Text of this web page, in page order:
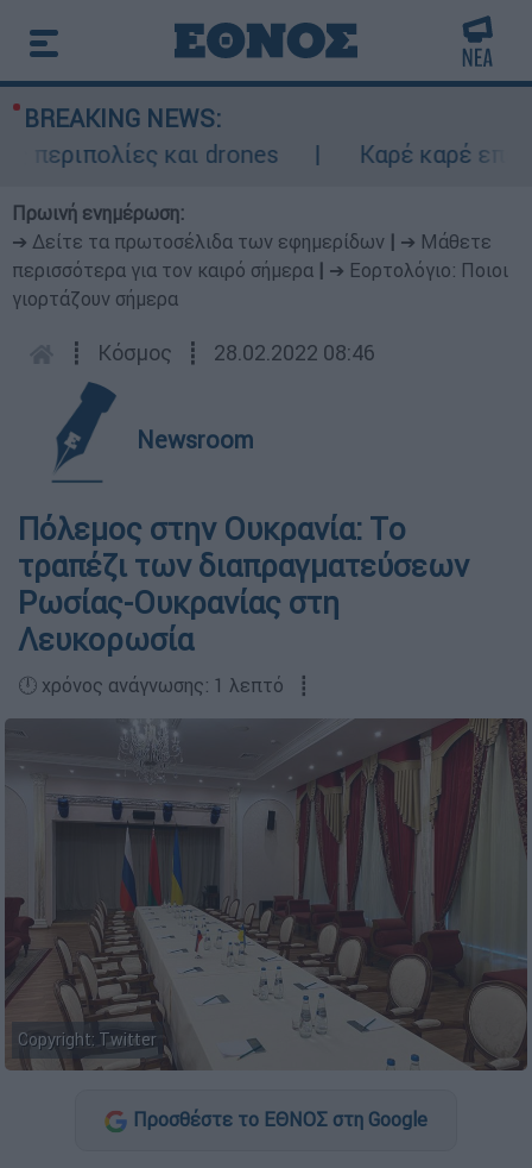
BREAKING NEWS:
και drones
Καρέ καρέ
Πρωινή ενημέρωση:
➔ Δείτε τα πρωτοσέλιδα των εφημερίδων
➔ Μάθετε
περισσότερα για τον καιρό σήμερα
➔ Εορτολόγιο: Ποιοι
γιορτάζουν σήμερα
┋ Κόσμος ┋ 28.02.2022 08:46
Newsroom
Πόλεμος στην Ουκρανία: Tο
τραπέζι των διαπραγματεύσεων
Ρωσίας-Ουκρανίας στη
Λευκορωσία
🕛 χρόνος ανάγνωσης: 1 λεπτό ┋
Copyright: Twitter
Προσθέστε το ΕΘΝΟΣ στη Google